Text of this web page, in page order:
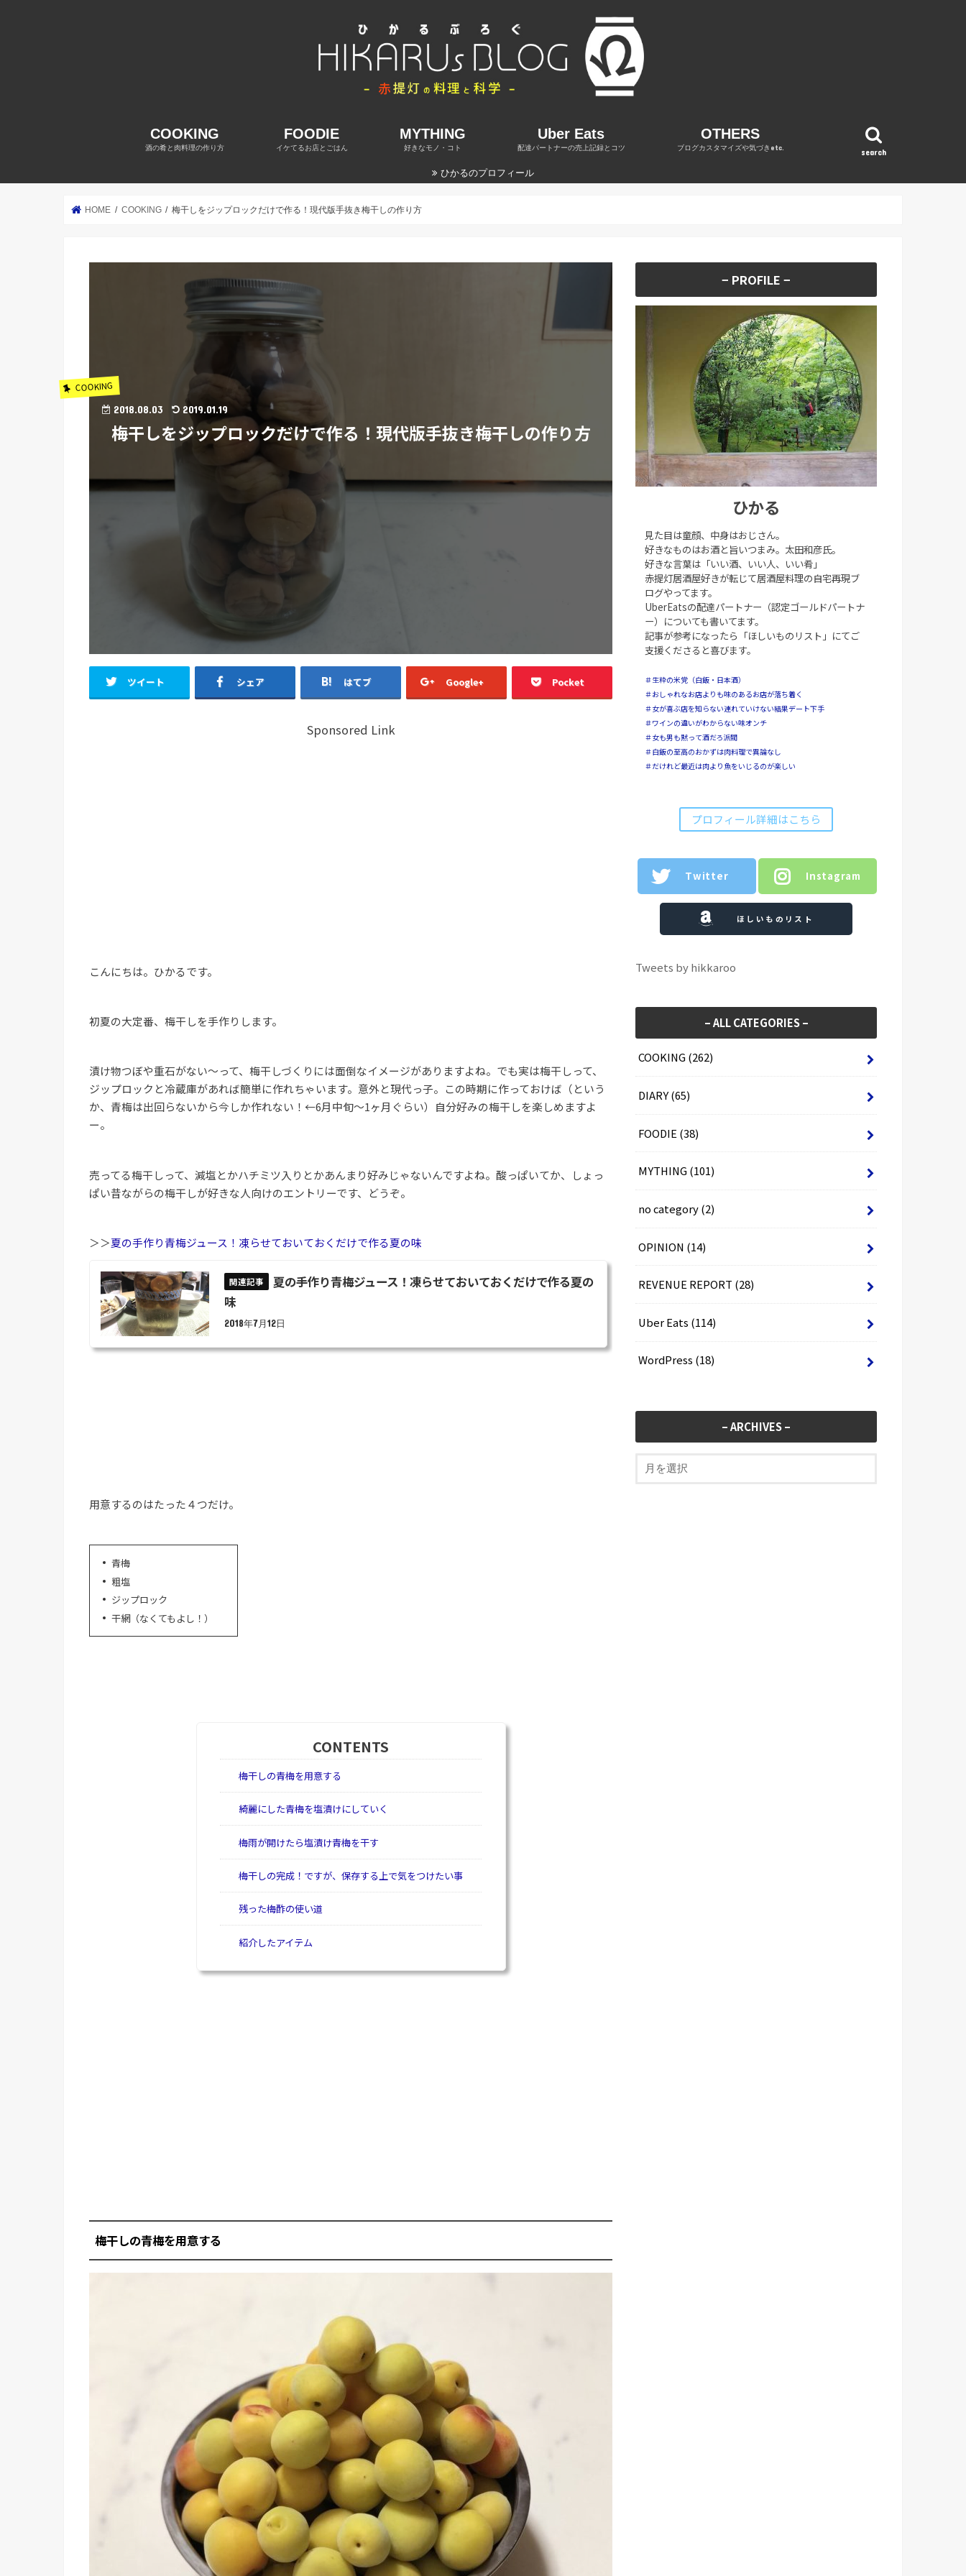
search
COOKING
酒の肴と肉料理の作り方
FOODIE
イケてるお店とごはん
MYTHING
好きなモノ・コト
Uber Eats
配達パートナーの売上記録とコツ
OTHERS
ブログカスタマイズや気づきetc.
ひかるのプロフィール
HOME COOKING 梅干しをジップロックだけで作る！現代版手抜き梅干しの作り方
COOKING
2018.08.03 2019.01.19
梅干しをジップロックだけで作る！現代版手抜き梅干しの作り方
ツイート シェア はてブ Google+ Pocket
Sponsored Link
こんにちは。ひかるです。
初夏の大定番、梅干しを手作りします。
漬け物つぼや重石がない〜って、梅干しづくりには面倒なイメージがありますよね。でも実は梅干しって、
ジップロックと冷蔵庫があれば簡単に作れちゃいます。意外と現代っ子。この時期に作っておけば（という
か、青梅は出回らないから今しか作れない！←6月中旬〜1ヶ月ぐらい）自分好みの梅干しを楽しめますよ
ー。
売ってる梅干しって、減塩とかハチミツ入りとかあんまり好みじゃないんですよね。酸っぱいてか、しょっ
ぱい昔ながらの梅干しが好きな人向けのエントリーです、どうぞ。
＞＞夏の手作り青梅ジュース！凍らせておいておくだけで作る夏の味
夏の手作り青梅ジュース！凍らせておいておくだけで作る夏の
味
2018年7月12日
用意するのはたった４つだけ。
青梅
粗塩
ジップロック
干網（なくてもよし！）
CONTENTS
梅干しの青梅を用意する
綺麗にした青梅を塩漬けにしていく
梅雨が開けたら塩漬け青梅を干す
梅干しの完成！ですが、保存する上で気をつけたい事
残った梅酢の使い道
紹介したアイテム
梅干しの青梅を用意する
− PROFILE −
ひかる
見た目は童顔、中身はおじさん。
好きなものはお酒と旨いつまみ。太田和彦氏。
好きな言葉は「いい酒、いい人、いい肴」
赤提灯居酒屋好きが転じて居酒屋料理の自宅再現ブ
ログやってます。
UberEatsの配達パートナー（認定ゴールドパートナ
ー）についても書いてます。
記事が参考になったら「ほしいものリスト」にてご
支援くださると喜びます。
＃生粋の米党（白飯・日本酒）
＃おしゃれなお店よりも味のあるお店が落ち着く
＃女が喜ぶ店を知らない連れていけない結果デート下手
＃ワインの違いがわからない味オンチ
＃女も男も黙って酒だろ派閥
＃白飯の至高のおかずは肉料理で異論なし
＃だけれど最近は肉より魚をいじるのが楽しい
プロフィール詳細はこちら
Twitter Instagram
ほしいものリスト
Tweets by hikkaroo
– ALL CATEGORIES –
COOKING(262)
DIARY(65)
FOODIE (38)
MYTHING(101)
no category(2)
OPINION (14)
REVENUE REPORT (28)
Uber Eats (114)
WordPress (18)
– ARCHIVES –